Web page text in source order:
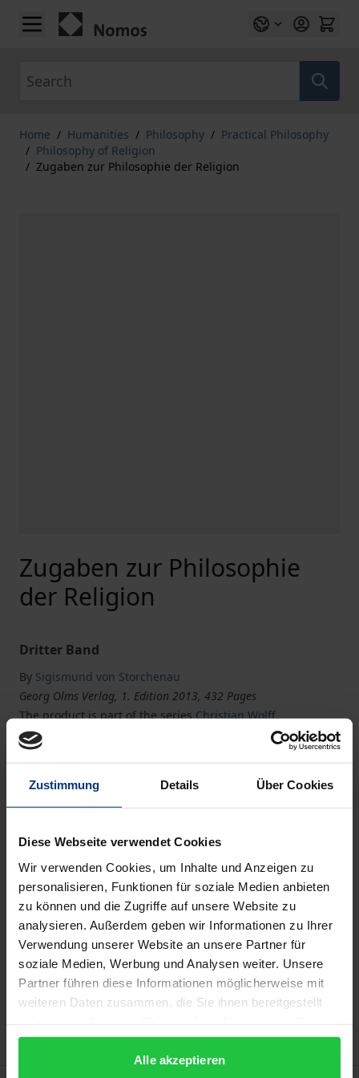
Zustimmung Details Über Cookies
Diese Webseite verwendet Cookies
Wir verwenden Cookies, um Inhalte und Anzeigen zu
personalisieren, Funktionen für soziale Medien anbieten
zu können und die Zugriffe auf unsere Website zu
analysieren. Außerdem geben wir Informationen zu Ihrer
Verwendung unserer Website an unsere Partner für
soziale Medien, Werbung und Analysen weiter. Unsere
Partner führen diese Informationen möglicherweise mit
weiteren Daten zusammen, die Sie ihnen bereitgestellt
gesammelt haben.
Alle akzeptieren
Skip to Content
Home / Humanities / Philosophy / Practical Philosophy
/ Philosophy of Religion
/ Zugaben zur Philosophie der Religion
Zugaben zur Philosophie
der Religion
Dritter Band
By Sigismund von Storchenau
Georg Olms Verlag, 1. Edition 2013, 432 Pages
The product is part of the seriesChristian Wolff,
Gesammelte Werke. III. Abt., Materialien und Dokumente
Book
€118.00
ISBN 978-3-487-14527-3
Available
Prices include VAT. Depending on the delivery address, VAT
may vary at checkout.
Add to Cart
Add to Wish List
Delivery cost notice